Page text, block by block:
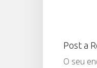
Post a
O seu